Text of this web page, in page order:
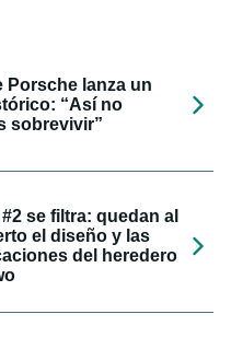
Porsche lanza un
“Así no
sobrevivir”
se filtra: quedan al
el diseño y las
del heredero